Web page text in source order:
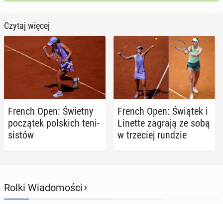
Czytaj więcej
French Open: Świetny
po­czą­tek pol­skich te­ni­
si­stów
French Open: Świątek i
Linette zagrają ze sobą
w trze­ciej rundzie
Rolki Wiadomości›